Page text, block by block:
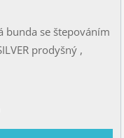
bunda se štepováním
prodyšný ,